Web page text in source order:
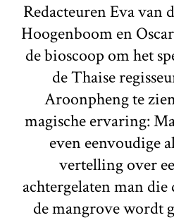
Redacteuren Eva van
Hoogenboom en
de bioscoop om het
de Thaise
Aroonpheng te
magische ervaring:
even eenvoudige
vertelling over
achtergelaten man
de mangrove wordt